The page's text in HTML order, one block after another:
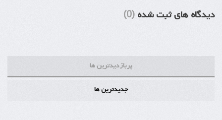
دیدگاه های ثبت شده (0)
پربازدیدترین ها
جدیدترین ها